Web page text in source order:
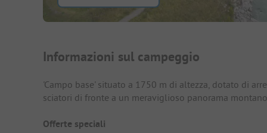
Presentazione del
Informazioni sul campeggio
'Campo base' situato a 1750 m di altezza, dotato di
sciatori di fronte a un meraviglioso panorama
Offerte speciali